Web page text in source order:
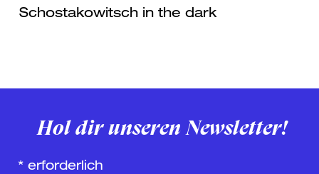
Schostakowitsch in the dark
Hol dir unseren Newsletter!
* erforderlich